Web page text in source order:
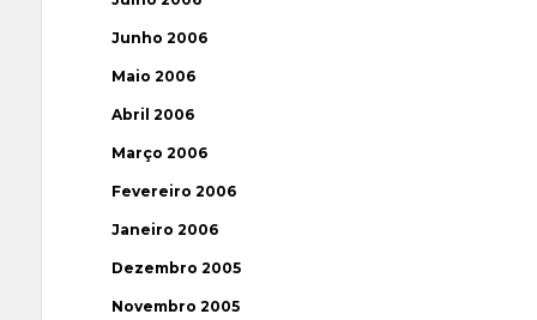
Junho 2006
Maio 2006
Abril 2006
Março 2006
Fevereiro 2006
Janeiro 2006
Dezembro 2005
Novembro 2005